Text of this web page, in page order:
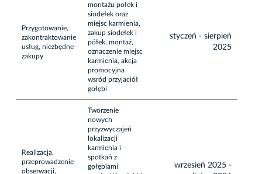
Przygotowanie,
zakontraktowanie
usług, niezbędne
zakupy
montażu połek i
siodełek oraz
miejsc karmienia,
zakup siodełek i
półek, montaż,
oznaczenie miejsc
karmienia, akcja
promocyjna
wsród przyjaciół
gołębi
styczeń - sierpień
2025
Realizacja,
przeprowadzenie
obserwacji,
Tworzenie
nowych
przyzwyczajeń
lokalizacji
karmienia i
spotkań z
gołębiami
wrzesień 2025 -